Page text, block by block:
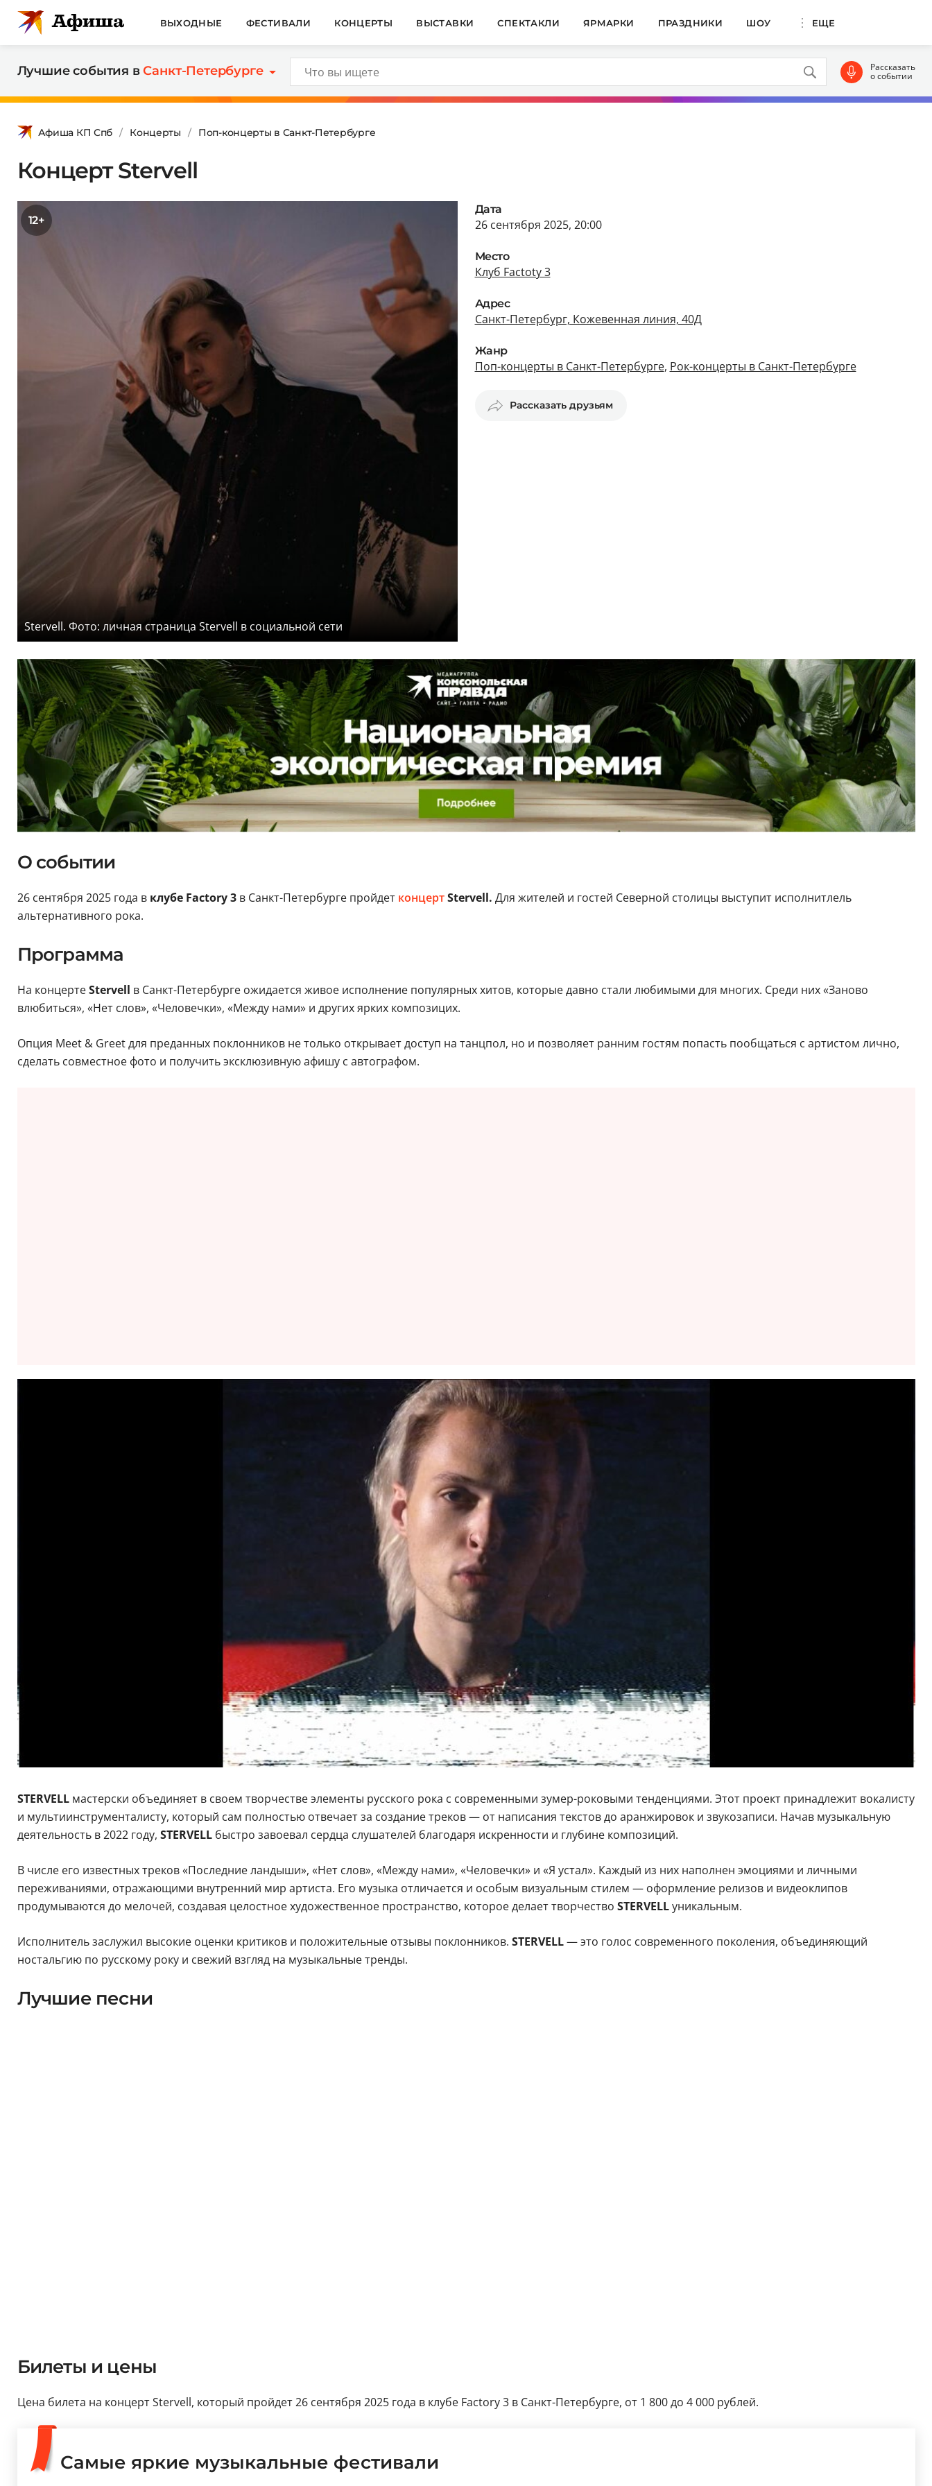
ВЫХОДНЫЕ ФЕСТИВАЛИ КОНЦЕРТЫ ВЫСТАВКИ СПЕКТАКЛИ ЯРМАРКИ ПРАЗДНИКИ ШОУ ЕЩЕ
Лучшие события вСанкт-Петербурге Рассказать
о событии
Афиша КП Спб Концерты Поп-концерты в Санкт-Петербурге
Концерт Stervell
12+
Stervell. Фото: личная страница Stervell в социальной сети
Дата
26 сентября 2025, 20:00
Место
Клуб Factoty 3
Адрес
Санкт-Петербург, Кожевенная линия, 40Д
Жанр
Поп-концерты в Санкт-Петербурге, Рок-концерты в Санкт-Петербурге
Рассказать друзьям
О событии
26 сентября 2025 года вклубе Factory 3 в Санкт-Петербурге пройдет концертStervell. Для жителей и гостей Северной столицы выступит исполнитлель
альтернативного рока.
Программа
На концертеStervell в Санкт-Петербурге ожидается живое исполнение популярных хитов, которые давно стали любимыми для многих. Среди них «Заново
влюбиться», «Нет слов», «Человечки», «Между нами» и других ярких композицих.
Опция Meet & Greet для преданных поклонников не только открывает доступ на танцпол, но и позволяет ранним гостям попасть пообщаться с артистом лично,
сделать совместное фото и получить эксклюзивную афишу с автографом.
STERVELLмастерски объединяет в своем творчестве элементы русского рока с современными зумер-роковыми тенденциями. Этот проект принадлежит вокалисту
и мультиинструменталисту, который сам полностью отвечает за создание треков — от написания текстов до аранжировок и звукозаписи. Начав музыкальную
деятельность в 2022 году, STERVELLбыстро завоевал сердца слушателей благодаря искренности и глубине композиций.
В числе его известных треков «Последние ландыши», «Нет слов», «Между нами», «Человечки» и «Я устал». Каждый из них наполнен эмоциями и личными
переживаниями, отражающими внутренний мир артиста. Его музыка отличается и особым визуальным стилем — оформление релизов и видеоклипов
продумываются до мелочей, создавая целостное художественное пространство, которое делает творчество STERVELLуникальным.
Исполнитель заслужил высокие оценки критиков и положительные отзывы поклонников. STERVELL— это голос современного поколения, объединяющий
ностальгию по русскому року и свежий взгляд на музыкальные тренды.
Лучшие песни
Билеты и цены
Цена билета на концерт Stervell, который пройдет 26 сентября 2025 года в клубе Factory 3 в Санкт-Петербурге, от 1 800 до 4 000 рублей.
Самые яркие музыкальные фестивали